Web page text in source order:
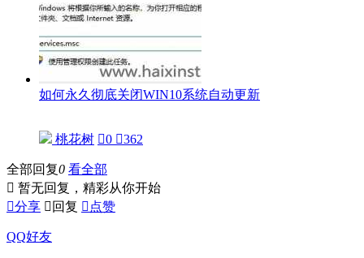
如何永久彻底关闭WIN10系统自动更新
桃花树 0 362
全部回复0 看全部
 暂无回复，精彩从你开始
分享  回复  点赞
QQ好友